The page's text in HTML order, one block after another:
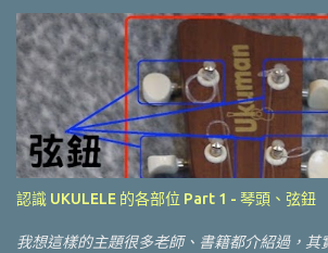
要不要整理這些找樂譜的網站是個兩難，因為
是不用找譜，靠自己耳朵去聽，然後抓出譜！
標，我也會慢慢去嘗試這樣做，但是在目前的
的挑戰會讓我失去一開始學習 UKULELE "開
曲" 的初衷。所以我想，其實有很多人學
麼遠大，那麼找樂譜還是有他的必要性，於是
點爆滿的書籤，把我常用來找樂譜的方式提供
認識 UKULELE 的各部位 Part 1 - 琴頭、弦鈕
我想這樣的主題很多老師、書籍都介紹過，其